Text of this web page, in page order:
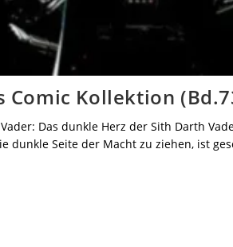
Comic Kollektion
Das dunkle Herz der Sith Darth
dunkle Seite der Macht zu ziehen, ist